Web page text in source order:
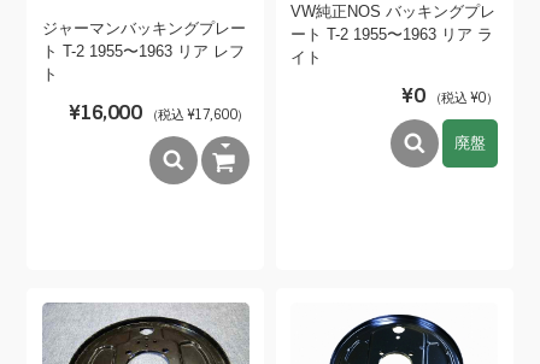
ジャーマンバッキングプレー
ト T-2 1955〜1963 リア レフ
ト
¥16,000 （税込 ¥17,600）
VW純正NOS バッキングプレ
ート T-2 1955〜1963 リア ラ
イト
¥0 （税込 ¥0）
廃盤